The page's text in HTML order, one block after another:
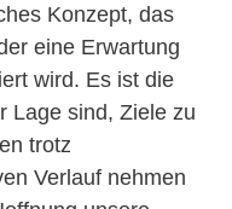
Konzept, das
eine Erwartung
wird. Es ist die
Lage sind, Ziele zu
trotz
Verlauf nehmen